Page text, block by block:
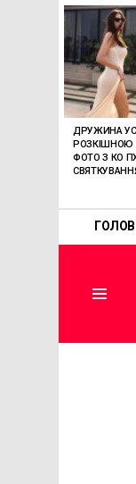
ОСТАННІ
ДРУЖИНА
РОЗКІШНОЮ
ФОТО З КО